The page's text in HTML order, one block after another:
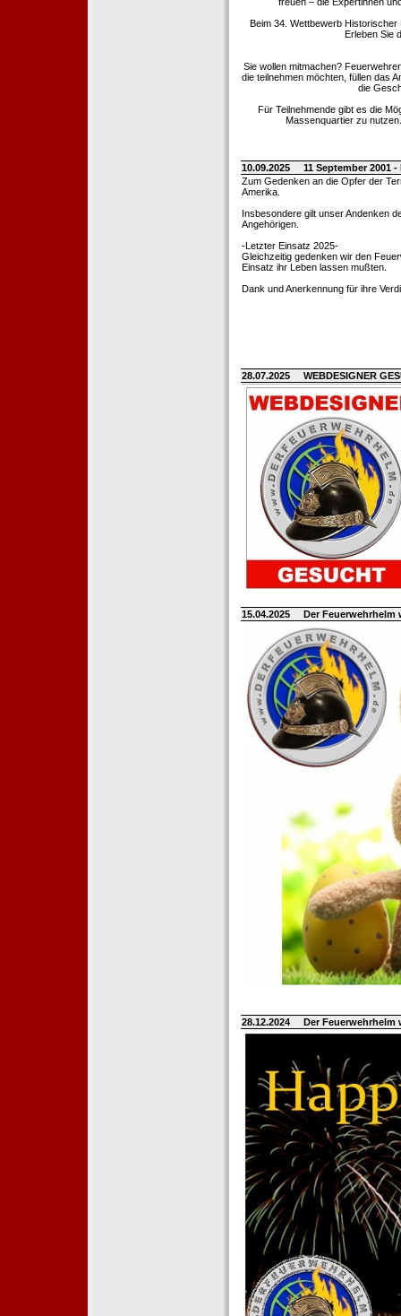
Beim 34. Wettbewerb
Erleben Sie
Sie wollen mitmachen?
die teilnehmen möchten, füllen das
die
Für Teilnehmende gibt es die
Massenquartier zu
10.09.2025
11 September 2001
Zum Gedenken an die Opfer der
Amerika.
Insbesondere gilt unser Andenken
Angehörigen.
-Letzter Einsatz 2025-
Gleichzeitig gedenken wir den
Einsatz ihr Leben lassen mußten.
Dank und Anerkennung für ihre
28.07.2025 WEBDESIGNER
15.04.2025 Der
28.12.2024 Der